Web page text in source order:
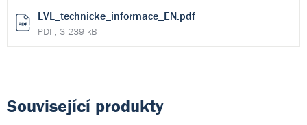
LVL_technicke_informace_EN.pdf
PDF, 3 239 kB
Související produkty